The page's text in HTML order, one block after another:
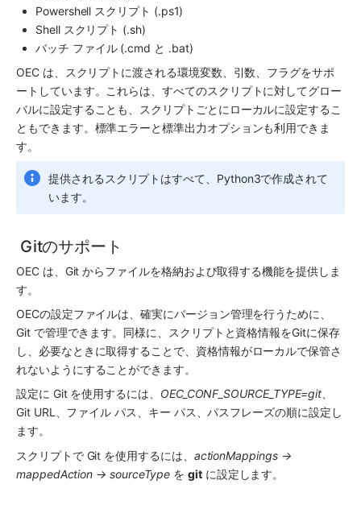
Powershell スクリプト (.ps1)
Shell スクリプト (.sh)
バッチ ファイル (.cmd と .bat)
OEC は、スクリプトに渡される環境変数、引数、フラグをサポ
ートしています。これらは、すべてのスクリプトに対してグロー
バルに設定することも、スクリプトごとにローカルに設定するこ
ともできます。標準エラーと標準出力オプションも利用できま
す。
提供されるスクリプトはすべて、Python3で作成されて
います。
Gitのサポート
OEC は、Git からファイルを格納および取得する機能を提供しま
す。
OECの設定ファイルは、確実にバージョン管理を行うために、
Git で管理できます。同様に、スクリプトと資格情報をGitに保存
し、必要なときに取得することで、資格情報がローカルで保管さ
れないようにすることができます。
設定に Git を使用するには、 OEC_CONF_SOURCE_TYPE=git、
Git URL、ファイル パス、キー パス、パスフレーズの順に設定し
ます。
スクリプトで Git を使用するには、 actionMappings →
mappedAction → sourceType を git に設定します。